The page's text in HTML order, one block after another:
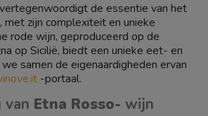
de essentie van het
met zijn complexiteit en unieke
rode wijn, geproduceerd op de
op Sicilië, biedt een unieke eet- en
samen de eigenaardigheden ervan
-portaal.
van Etna Rosso- wijn